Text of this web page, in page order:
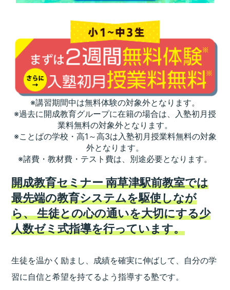
※講習期間中は無料体験の対象外となります。
※過去に開成教育グループに在籍の場合は、入塾初月授
業料無料の対象外となります。
※ことばの学校・高1～高3は入塾初月授業料無料の対象
外となります。
※諸費・教材費・テスト費は、別途必要となります。
開成教育セミナー 南草津駅前教室では
最先端の教育システムを駆使しなが
ら、生徒との心の通いを大切にする少
人数ゼミ式指導を行っています。
生徒を温かく励まし、成績を確実に伸ばして、 自分の学
習に自信と希望を持てるよう指導する塾です。